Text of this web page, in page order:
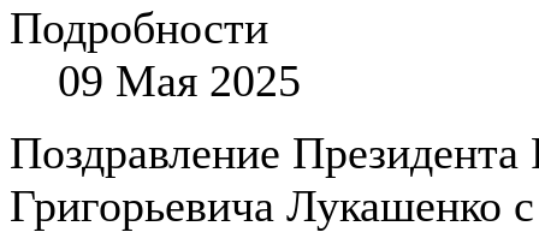
Подробности
09 Мая 2025
Поздравление
Григорьевича Лукашенко